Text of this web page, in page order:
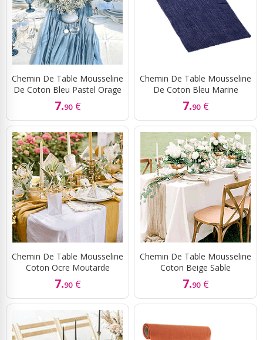
Chemin De Table Mousseline
De Coton Bleu Pastel Orage
7.90 €
Chemin De Table Mousseline
De Coton Bleu Marine
7.90 €
Chemin De Table Mousseline
Coton Ocre Moutarde
7.90 €
Chemin De Table Mousseline
Coton Beige Sable
7.90 €